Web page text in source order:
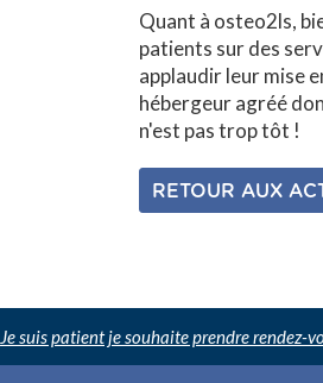
Quant à osteo2ls,
patients sur des
applaudir leur mise
hébergeur agréé
n'est pas trop tôt !
RETOUR AUX
Je suis patient je souhaite prendre rendez-